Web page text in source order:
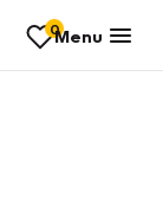
0Menu